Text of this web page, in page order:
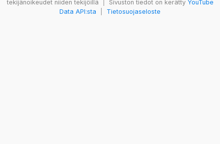
tekijänoikeudet niiden tekijöillä
Sivuston tiedot on kerätty YouTube
Data API:sta
Tietosuojaseloste